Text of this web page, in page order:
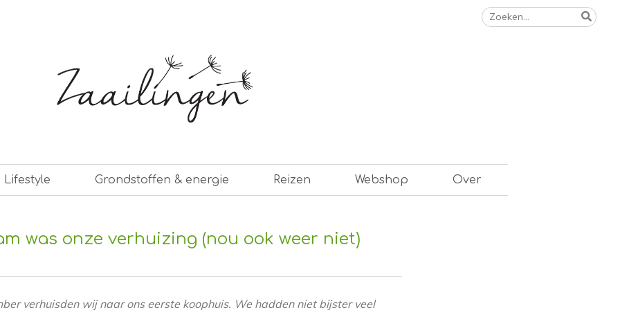
Zoeken
naar:
Lifestyle Grondstoffen & energie Reizen Webshop Over
was onze verhuizing (nou ook weer niet)
verhuisden wij naar ons eerste koophuis. We hadden niet bijster veel